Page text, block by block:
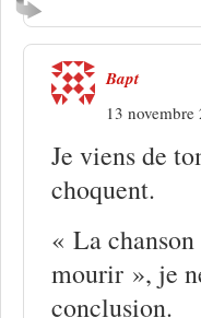
Bapt
13
Je viens de
choquent.
« La
mourir », je
conclusion.